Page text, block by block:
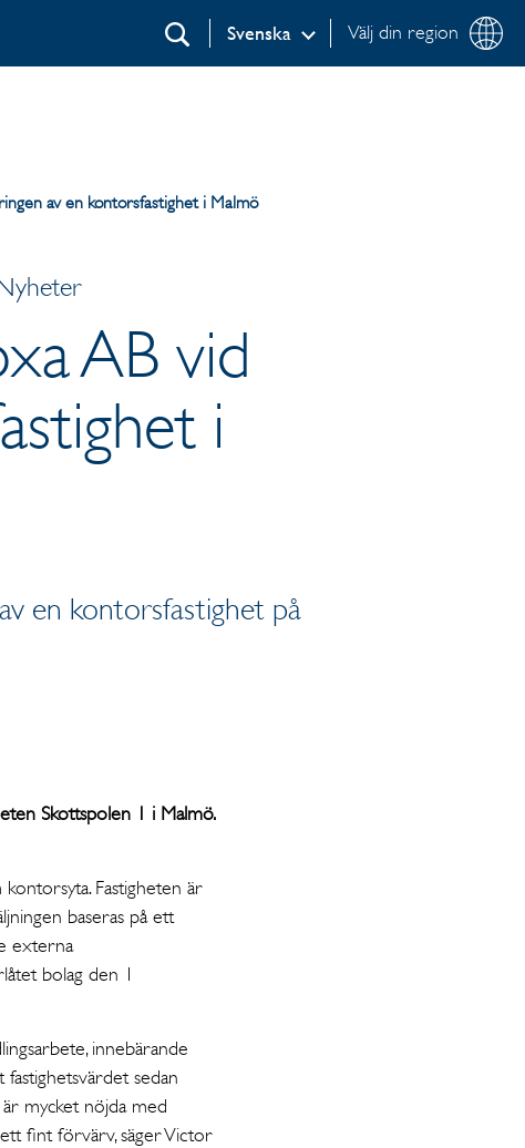
Välj din region
Svenska
Sök
av en kontorsfastighet i Malmö
AB vid
i
en kontorsfastighet på
Skottspolen 1 i Malmö.
Fastigheten är
baseras på ett
externa
bolag den 1
innebärande
sedan
mycket nöjda med
fint förvärv, säger Victor